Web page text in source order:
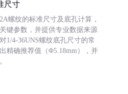
尺寸
螺纹的标准尺寸及底孔计算，
键参数，并提供专业数据来源
1/4-36UNS螺纹底孔尺寸的常
精确推荐值（Φ5.18mm），并